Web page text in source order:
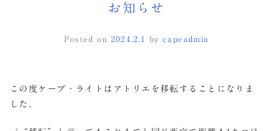
お知らせ
Posted on 2024.2.1 by capeadmin
この度ケープ・ライトはアトリエを移転することになりま
した。